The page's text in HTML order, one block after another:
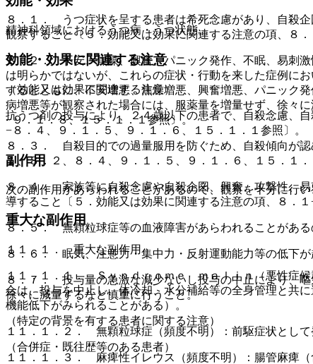
８．１． うつ症状を呈する患者は希死念慮があり、自殺
観察すること〔５．効能又は効果に関連する注意の項、８
８．２． 不安、焦燥、興奮、パニック発作、不眠、易刺
は明らかではないが、これらの症状・行動を来した症例に
するとともに、不安増悪、焦燥増悪、興奮増悪、パニック
病増悪等が観察された場合には、服薬量を増量せず、徐々
−９．１．８、１５．１．１参照〕。
８．３． 自殺目的での過量服用を防ぐため、自殺傾向が
１、８．２、８．４、９．１．５、９．１．６、１５．１．
８．４． 家族等に自殺念慮や自殺企図、興奮、攻撃性、
導すること〔５．効能又は効果に関連する注意の項、８．
８．５． 無顆粒球症等の血液障害があらわれることがある
８．６． 眠気、注意力・集中力・反射運動能力等の低下
８．７． 投与量の急激な減少ないし投与の中止により、
徐々に減量するなど慎重に行うこと。
（特定の背景を有する患者に関する注意）
（合併症・既往歴等のある患者）
精神科領域におけるうつ病・うつ状態。
効能・効果に関連する注意
（効能又は効果に関連する注意）
抗うつ剤の投与により、２４歳以下の患者で、自殺念慮、
−８．４、９．１．５、９．１．６、１５．１．１参照〕。
副作用
次の副作用があらわれることがあるので、観察を十分に行
重大な副作用
１１．１． 重大な副作用
１１．１．１． Ｓｙｎｄｒｏｍｅ ｍａｌｉｎ（悪性症候
合は、投与を中止し、体冷却、水分補給等の全身管理と共
機能低下がみられることがある）。
１１．１．２． 無顆粒球症（頻度不明）：前駆症状とし
１１．１．３． 麻痺性イレウス（頻度不明）：腸管麻痺